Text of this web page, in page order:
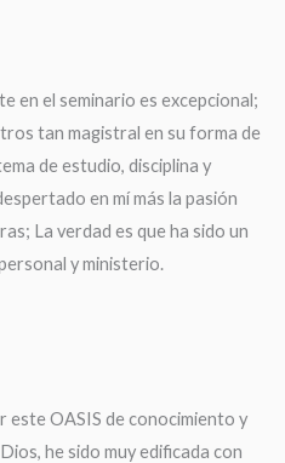
en el seminario es excepcional;
tan magistral en su forma de
de estudio, disciplina y
en mí más la pasión
La verdad es que ha sido un
y ministerio.
este OASIS de conocimiento y
he sido muy edificada con